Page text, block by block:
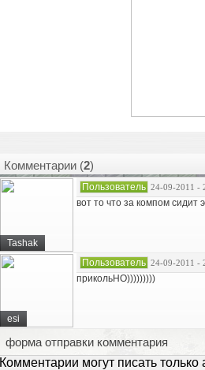
Комментарии (2)
Tashak
Пользователь 24-09-2011 -
вот то что за компом сидит
esi
Пользователь 24-09-2011 -
прикольНО)))))))))
форма отправки комментария
Комментарии могут писать